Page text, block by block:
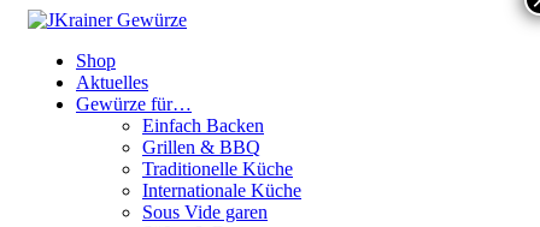
Shop
Aktuelles
Gewürze für…
Einfach Backen
Grillen & BBQ
Traditionelle Küche
Internationale Küche
Sous Vide garen